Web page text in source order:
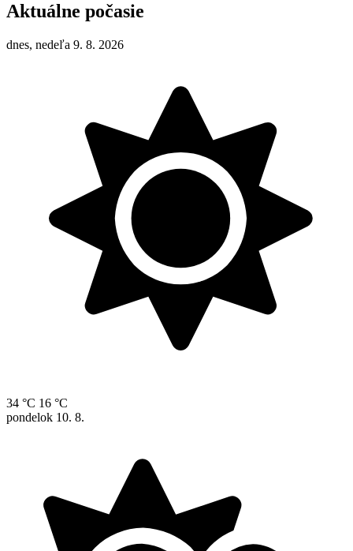
Aktuálne počasie
dnes, nedeľa 9. 8. 2026
34 °C 16 °C
pondelok 10. 8.